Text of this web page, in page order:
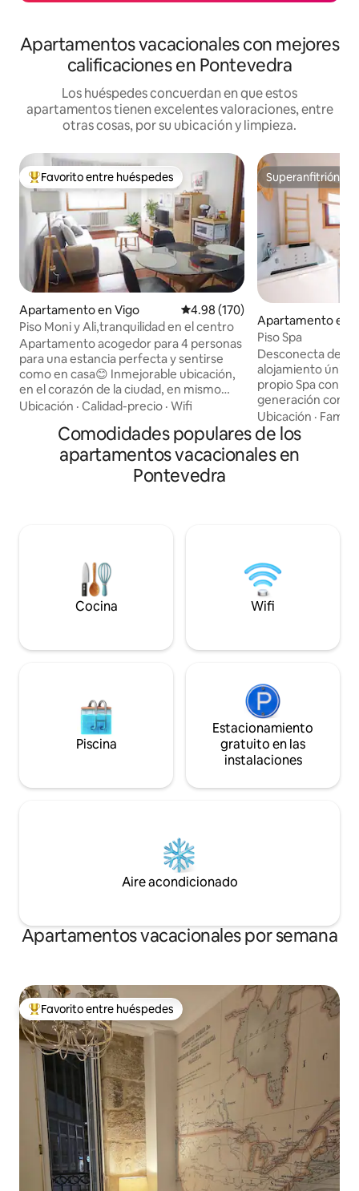
Apartamentos vacacionales con mejores
calificaciones en Pontevedra
Los huéspedes concuerdan en que estos
apartamentos tienen excelentes valoraciones, entre
otras cosas, por su ubicación y limpieza.
Favorito entre huéspedes preferido
Favorito entre huéspedes
Apartamento en Vigo Calificación promedio: 4.98 de
4.98 (170)
Piso Moni y Ali,tranquilidad en el centro
Apartamento acogedor para 4 personas
para una estancia perfecta y sentirse
como en casa😊 Inmejorable ubicación,
en el corazón de la ciudad, en mismo
Casco Vello. A escasos metros de la zona
peatonal, a 10 minutos caminando a
todas las líneas de bus ,a 15min
caminando de la estación tren y ave y a
100 m parada de taxis. Playas a 10-15 min
Ubicación · Calidad-precio · Wifi
Superanfitrión
Superanfitrión
Apartamento en
Piso Spa
Desconecta de la
alojamiento único
propio Spa con
generación con
luces Leds.
(1.80cm x 2.00cm
comodidades
experiencia inolvidable.
Ubicación ·
Comodidades populares de los
apartamentos vacacionales en
Pontevedra
Cocina Wifi
Piscina
Estacionamiento
gratuito en las
instalaciones
Aire acondicionado
Apartamentos vacacionales por semana
Favorito entre huéspedes preferido
Favorito entre huéspedes